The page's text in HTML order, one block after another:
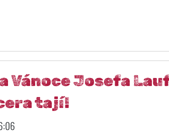
Vánoce Josefa
tají!